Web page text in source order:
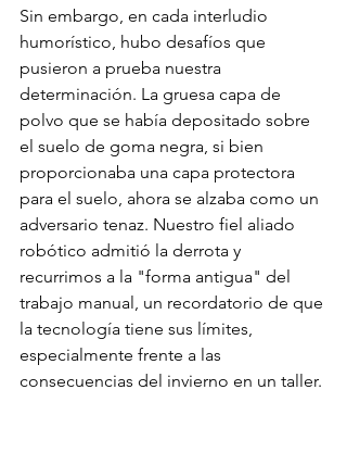
Sin embargo, en cada interludio
humorístico, hubo desafíos que
pusieron a prueba nuestra
determinación. La gruesa capa de
polvo que se había depositado sobre
el suelo de goma negra, si bien
proporcionaba una capa protectora
para el suelo, ahora se alzaba como un
adversario tenaz. Nuestro fiel aliado
robótico admitió la derrota y
recurrimos a la "forma antigua" del
trabajo manual, un recordatorio de que
la tecnología tiene sus límites,
especialmente frente a las
consecuencias del invierno en un taller.